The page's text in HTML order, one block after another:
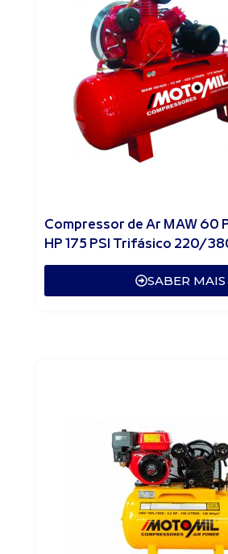
Compressor de Ar MAW 60
HP 175 PSI Trifásico 220/
SABER MAIS